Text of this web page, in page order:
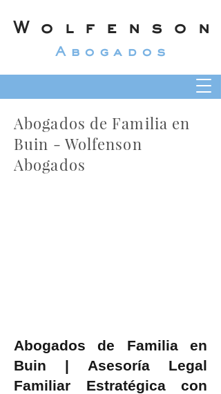
Wolfenson
Abogados
Abogados de Familia en
Buin - Wolfenson
Abogados
Abogados de Familia en
Buin | Asesoría Legal
Familiar Estratégica con